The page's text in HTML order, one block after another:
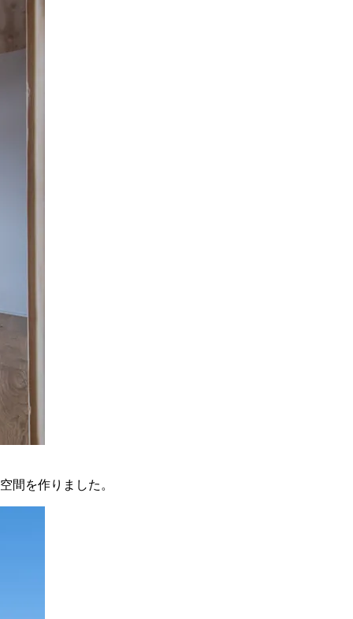
間を作りました。